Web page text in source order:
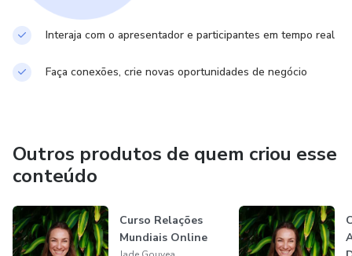
Interaja com o apresentador e participantes em tempo real
Faça conexões, crie novas oportunidades de negócio
Outros produtos de quem criou esse
conteúdo
Curso Relações
Mundiais Online